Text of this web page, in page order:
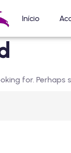
Início
for. Perhaps